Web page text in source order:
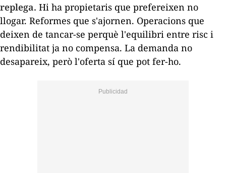
replega. Hi ha propietaris que prefereixen no
llogar. Reformes que s'ajornen. Operacions que
deixen de tancar-se perquè l'equilibri entre risc i
rendibilitat ja no compensa. La demanda no
desapareix, però l'oferta sí que pot fer-ho.